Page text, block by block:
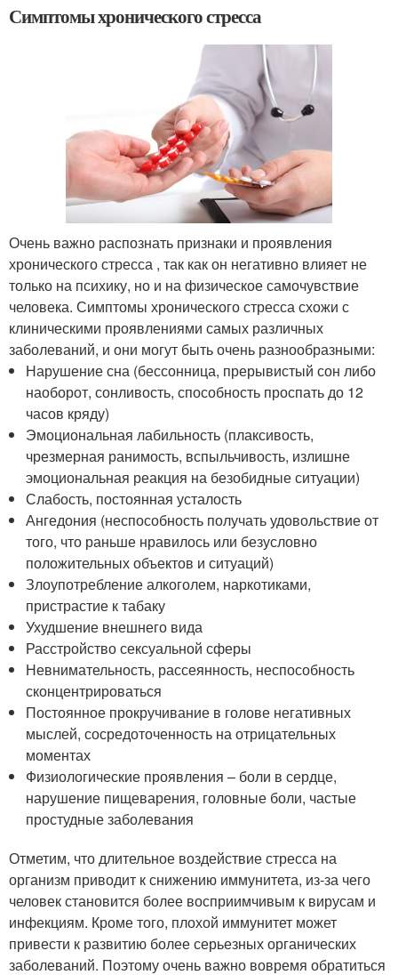
Симптомы хронического стресса
Очень важно распознать признаки и проявления
хронического стресса , так как он негативно влияет не
только на психику, но и на физическое самочувствие
человека. Симптомы хронического стресса схожи с
клиническими проявлениями самых различных
заболеваний, и они могут быть очень разнообразными:
Нарушение сна (бессонница, прерывистый сон либо
наоборот, сонливость, способность проспать до 12
часов кряду)
Эмоциональная лабильность (плаксивость,
чрезмерная ранимость, вспыльчивость, излишне
эмоциональная реакция на безобидные ситуации)
Слабость, постоянная усталость
Ангедония (неспособность получать удовольствие от
того, что раньше нравилось или безусловно
положительных объектов и ситуаций)
Злоупотребление алкоголем, наркотиками,
пристрастие к табаку
Ухудшение внешнего вида
Расстройство сексуальной сферы
Невнимательность, рассеянность, неспособность
сконцентрироваться
Постоянное прокручивание в голове негативных
мыслей, сосредоточенность на отрицательных
моментах
Физиологические проявления – боли в сердце,
нарушение пищеварения, головные боли, частые
простудные заболевания
Отметим, что длительное воздействие стресса на
организм приводит к снижению иммунитета, из-за чего
человек становится более восприимчивым к вирусам и
инфекциям. Кроме того, плохой иммунитет может
привести к развитию более серьезных органических
заболеваний. Поэтому очень важно вовремя обратиться